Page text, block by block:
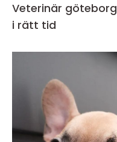
Veterinär göteborg så hittar djuret rätt vård
i rätt tid